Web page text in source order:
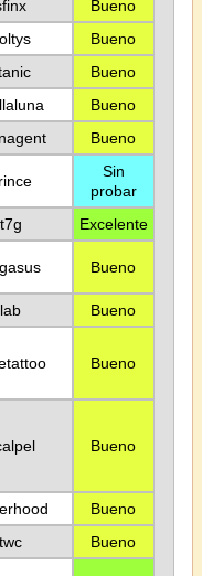
Bueno
Bueno
Bueno
Bueno
Bueno
Sin
probar
t7g
Excelente
Bueno
lab
Bueno
Bueno
Bueno
Bueno
twc
Bueno